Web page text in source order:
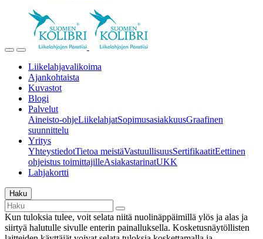
Liikelahjavalikoima
Ajankohtaista
Kuvastot
Blogi
Palvelut
Aineisto-ohjeLiikelahjatSopimusasiakkuusGraafinen
suunnittelu
Yritys
YhteystiedotTietoa meistäVastuullisuusSertifikaatitEettinen
ohjeistus toimittajilleAsiakastarinatUKK
Lahjakortti
Haku
Kun tuloksia tulee, voit selata niitä nuolinäppäimillä ylös ja alas ja
siirtyä halutulle sivulle enterin painalluksella. Kosketusnäytöllisten